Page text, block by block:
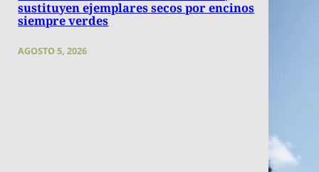
sustituyen ejemplares secos por encinos
siempre verdes
AGOSTO 5, 2026